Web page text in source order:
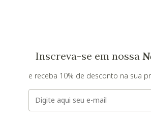
Inscreva-se em nossa
e receba 10% de desconto na sua
E-mail